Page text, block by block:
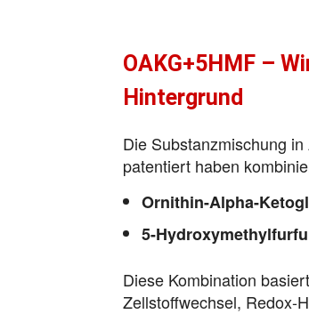
OAKG+5HMF –
Hintergrund
Die Substanzmischung
patentiert haben
Ornithin-Alpha-
5-
Diese Kombination
Zellstoffwechsel, Redox-